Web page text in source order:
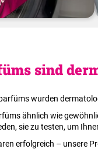
sind
wurden
ähnlich wie
sie zu testen, um
erfolgreich – unsere